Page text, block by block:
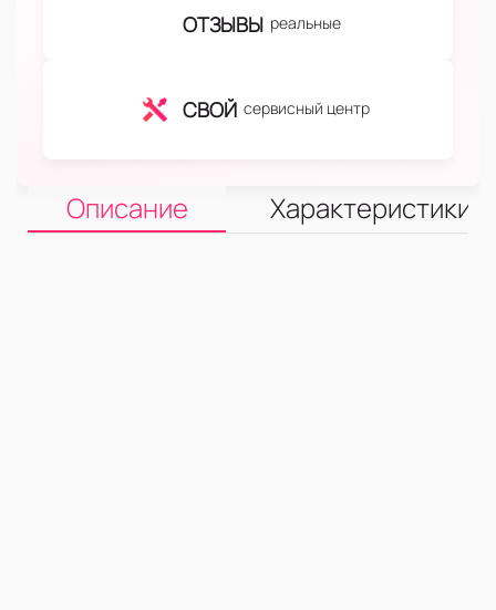
ОТЗЫВЫ реальные
СВОЙ сервисный центр
Описание Характеристики